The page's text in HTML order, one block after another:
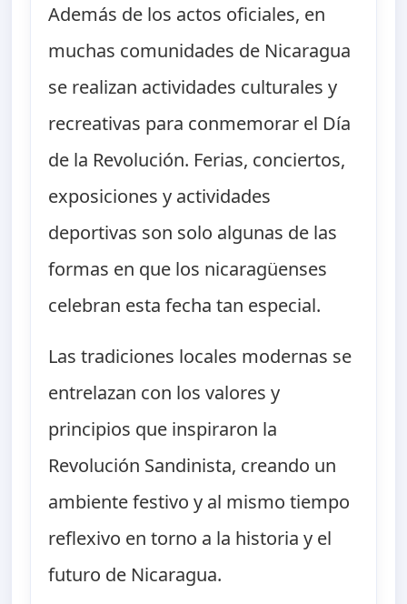
Además de los actos oficiales, en
muchas comunidades de Nicaragua
se realizan actividades culturales y
recreativas para conmemorar el Día
de la Revolución. Ferias, conciertos,
exposiciones y actividades
deportivas son solo algunas de las
formas en que los nicaragüenses
celebran esta fecha tan especial.
Las tradiciones locales modernas se
entrelazan con los valores y
principios que inspiraron la
Revolución Sandinista, creando un
ambiente festivo y al mismo tiempo
reflexivo en torno a la historia y el
futuro de Nicaragua.